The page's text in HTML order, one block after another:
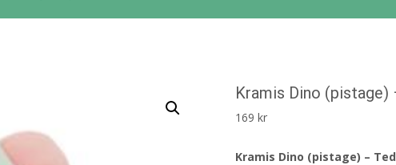
Kramis Dino
169 kr
Kramis Dino (pistage) –